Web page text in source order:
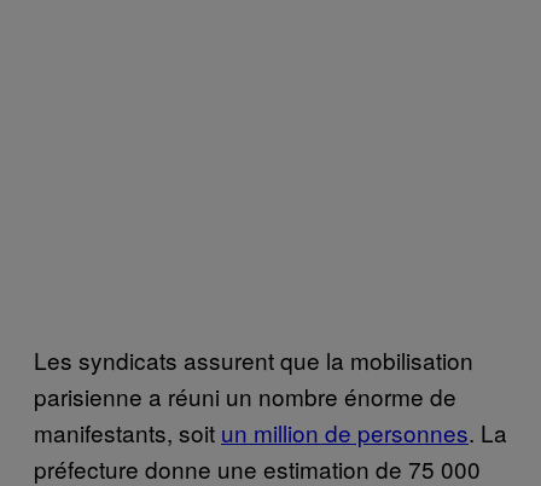
Les syndicats assurent que la mobilisation
parisienne a réuni un nombre énorme de
manifestants, soit un million de personnes. La
préfecture donne une estimation de 75 000